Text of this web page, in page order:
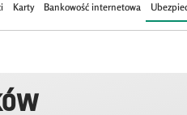
Karty Bankowość internetowa